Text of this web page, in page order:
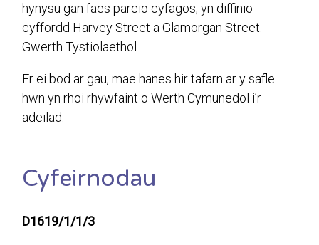
hynysu gan faes parcio cyfagos, yn diffinio
cyffordd Harvey Street a Glamorgan Street.
Gwerth Tystiolaethol.
Er ei bod ar gau, mae hanes hir tafarn ar y safle
hwn yn rhoi rhywfaint o Werth Cymunedol i’r
adeilad.
Cyfeirnodau
D1619/1/1/3